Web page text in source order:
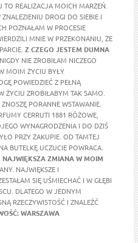
REALIZACJA MOICH MARZEŃ.
DROGI DO SIEBIE I
POZNAŁAM W PROCESIE
MNIE W PRZEKONANIU, ŻE
Z CZEGO JESTEM DUMNA
NIE ZROBIŁAM NICZEGO
MOIM ŻYCIU BYŁY
POWIEDZIEĆ Z PEŁNĄ
ŻYCIU ZROBIŁABYM TAK SAMO.
PORANNE WSTAWANIE.
CERRUTI 1881 RÓŻOWE,
WYNAGRODZENIA I DO DZIŚ
PRZY ZAKUPIE. OD TAMTEJ
BUTELKĘ UCZUCIE POWRACA.
NAJWIĘKSZA ZMIANA W MOIM
NAJWIĘKSZE I
SIĘ UŚMIECHAĆ I W GŁĘBI
DLATEGO W JEDNYM
RZECZYWISTOŚĆ I ZNALEŹĆ
WARSZAWA